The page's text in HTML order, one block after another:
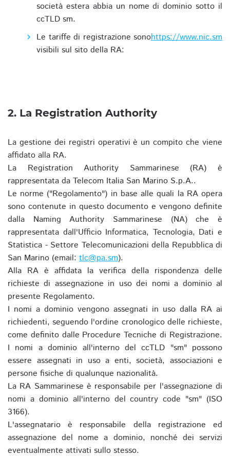
società estera abbia un nome di dominio sotto il
ccTLD sm.
Le tariffe di registrazione sono
visibili sul sito della RA:
https://www.nic.sm
2. La Registration Authority
La gestione dei registri operativi è un compito che viene
affidato alla RA.
La Registration Authority Sammarinese (RA) è
rappresentata da Telecom Italia San Marino S.p.A..
Le norme ("Regolamento") in base alle quali la RA opera
sono contenute in questo documento e vengono definite
dalla Naming Authority Sammarinese (NA) che è
rappresentata dall'Ufficio Informatica, Tecnologia, Dati e
Statistica - Settore Telecomunicazioni della Repubblica di
San Marino (email: tlc@pa.sm).
Alla RA è affidata la verifica della rispondenza delle
richieste di assegnazione in uso dei nomi a dominio al
presente Regolamento.
I nomi a dominio vengono assegnati in uso dalla RA ai
richiedenti, seguendo l'ordine cronologico delle richieste,
come definito dalle Procedure Tecniche di Registrazione.
I nomi a dominio all'interno del ccTLD "sm" possono
essere assegnati in uso a enti, società, associazioni e
persone fisiche di qualunque nazionalità.
La RA Sammarinese è responsabile per l'assegnazione di
nomi a dominio all'interno del country code "sm" (ISO
3166).
L'assegnatario è responsabile della registrazione ed
assegnazione del nome a dominio, nonché dei servizi
eventualmente attivati sullo stesso.